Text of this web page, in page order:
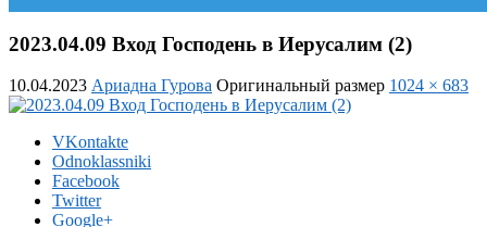
2023.04.09 Вход Господень в Иерусалим (2)
10.04.2023 Ариадна Гурова Оригинальный размер 1024 × 683
VKontakte
Odnoklassniki
Facebook
Twitter
Google+